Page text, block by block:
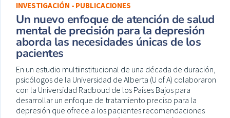
INVESTIGACIÓN - PUBLICACIONES
Un nuevo enfoque de atención de salud
mental de precisión para la depresión
aborda las necesidades únicas de los
pacientes
En un estudio multiinstitucional de una década de duración,
psicólogos de la Universidad de Alberta (U of A) colaboraron
con la Universidad Radboud de los Países Bajos para
desarrollar un enfoque de tratamiento preciso para la
depresión que ofrece a los pacientes recomendaciones